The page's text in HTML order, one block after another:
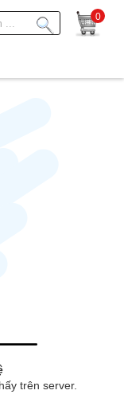
0
trên server.